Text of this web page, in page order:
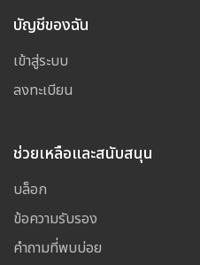
บัญชีของฉัน
เข้าสู่ระบบ
ลงทะเบียน
ช่วยเหลือและสนับสนุน
บล็อก
ข้อความรับรอง
คำถามที่พบบ่อย